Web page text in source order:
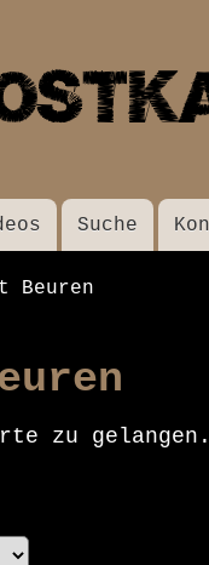
Inhalt
Suche
Beuren
zu